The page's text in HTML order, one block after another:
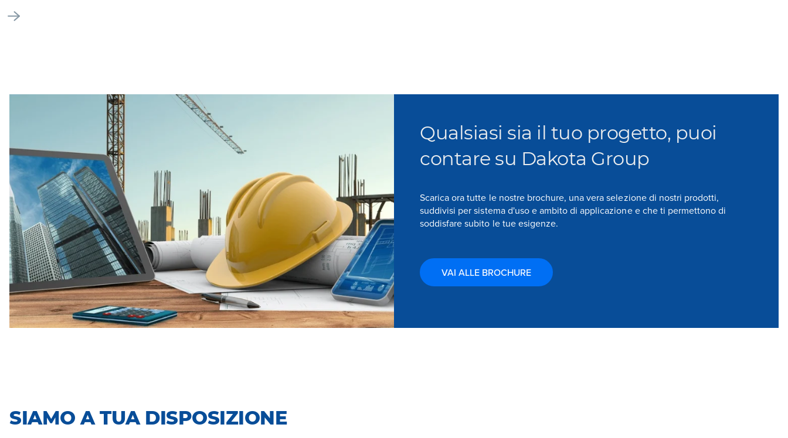
Qualsiasi sia il tuo progetto, puoi
contare su Dakota Group
Scarica ora tutte le nostre brochure, una vera selezione di nostri prodotti,
suddivisi per sistema d'uso e ambito di applicazione e che ti permettono di
soddisfare subito le tue esigenze.
VAI ALLE BROCHURE
SIAMO A TUA DISPOSIZIONE